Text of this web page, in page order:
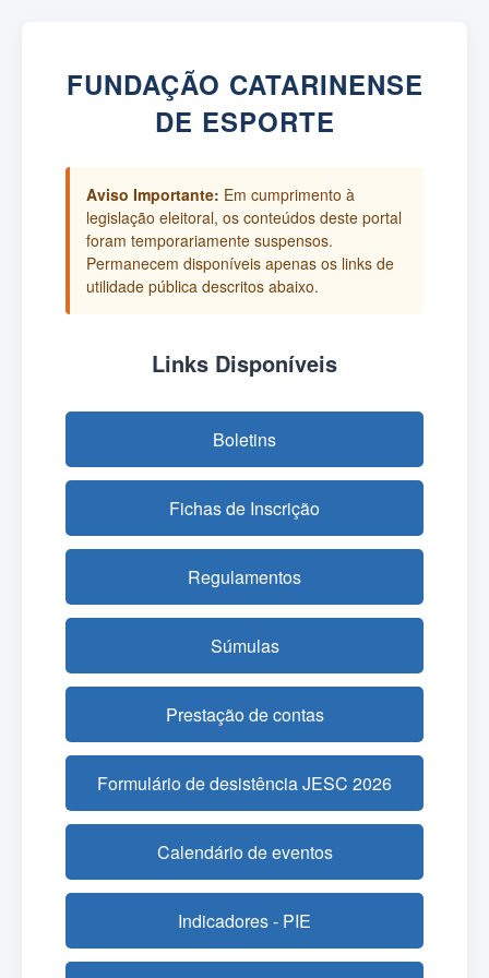
FUNDAÇÃO CATARINENSE
DE ESPORTE
Aviso Importante: Em cumprimento à
legislação eleitoral, os conteúdos deste portal
foram temporariamente suspensos.
Permanecem disponíveis apenas os links de
utilidade pública descritos abaixo.
Links Disponíveis
Boletins
Fichas de Inscrição
Regulamentos
Súmulas
Prestação de contas
Formulário de desistência JESC 2026
Calendário de eventos
Indicadores - PIE